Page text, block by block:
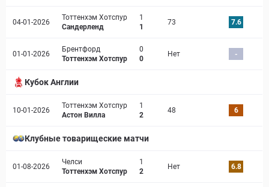
04-01-2026
Тоттенхэм Хотспур
Сандерленд
1
1
73 7.6
01-01-2026
Брентфорд
Тоттенхэм Хотспур
0
0
Нет -
Кубок Англии
10-01-2026
Тоттенхэм Хотспур
Астон Вилла
1
2
48 6
Клубные товарищеские матчи
01-08-2026
Челси
Тоттенхэм Хотспур
1
2
Нет 6.8